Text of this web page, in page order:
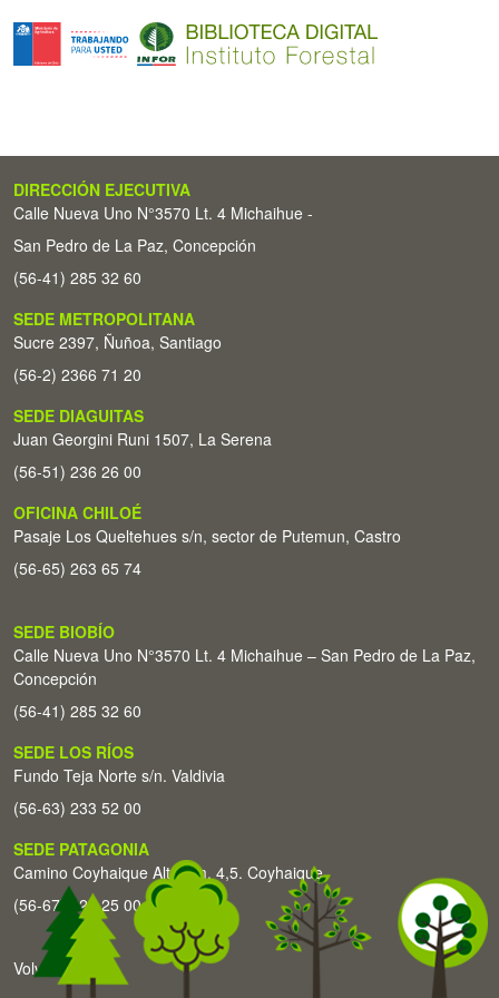
DIRECCIÓN EJECUTIVA
Calle Nueva Uno N°3570 Lt. 4 Michaihue -
San Pedro de La Paz, Concepción
(56-41) 285 32 60
SEDE METROPOLITANA
Sucre 2397, Ñuñoa, Santiago
(56-2) 2366 71 20
SEDE DIAGUITAS
Juan Georgini Runi 1507, La Serena
(56-51) 236 26 00
OFICINA CHILOÉ
Pasaje Los Queltehues s/n, sector de Putemun, Castro
(56-65) 263 65 74
SEDE BIOBÍO
Calle Nueva Uno N°3570 Lt. 4 Michaihue – San Pedro de La Paz,
Concepción
(56-41) 285 32 60
SEDE LOS RÍOS
Fundo Teja Norte s/n. Valdivia
(56-63) 233 52 00
SEDE PATAGONIA
Camino Coyhaique Alto Km. 4,5. Coyhaique
(56-67) 226 25 00
Volver arriba